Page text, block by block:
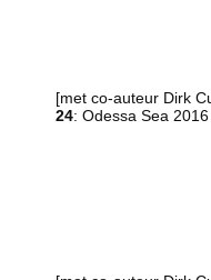
[met co-auteur Dirk
24: Odessa Sea 2016